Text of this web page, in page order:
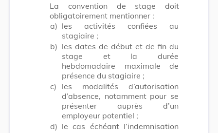
La convention de stage doit
obligatoirement mentionner :
a) les activités confiées au
stagiaire ;
b) les dates de début et de fin du
stage et la durée
hebdomadaire maximale de
présence du stagiaire ;
c)
les modalités d’autorisation
d’absence, notamment pour se
présenter auprès d’un
employeur potentiel ;
d) le cas échéant l’indemnisation